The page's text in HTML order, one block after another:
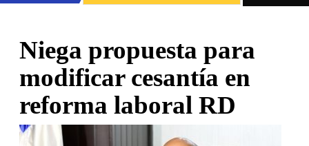
Niega propuesta para
modificar cesantía en
reforma laboral RD